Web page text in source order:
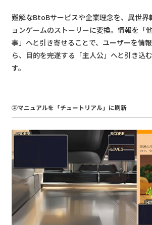
難解なBtoBサービスや企業理念を、異世界
ョンゲームのストーリーに変換。情報を「
事」へと引き寄せることで、ユーザーを情
ら、目的を完遂する「主人公」へと引き込
す。
②マニュアルを「チュートリアル」に刷新